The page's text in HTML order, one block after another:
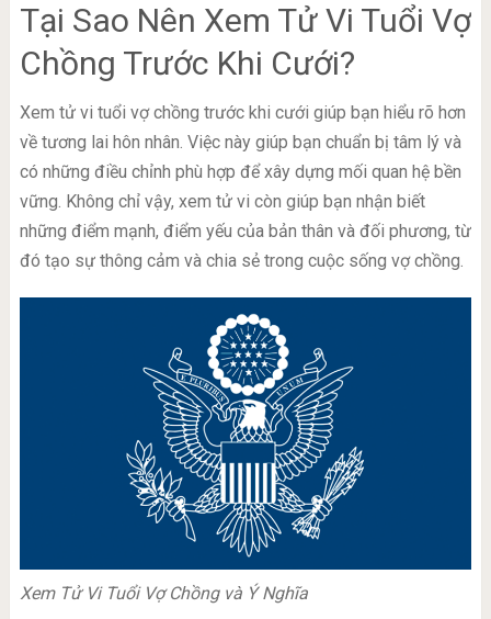
Tại Sao Nên Xem Tử Vi Tuổi Vợ
Chồng Trước Khi Cưới?
Xem tử vi tuổi vợ chồng trước khi cưới giúp bạn hiểu rõ hơn
về tương lai hôn nhân. Việc này giúp bạn chuẩn bị tâm lý và
có những điều chỉnh phù hợp để xây dựng mối quan hệ bền
vững. Không chỉ vậy, xem tử vi còn giúp bạn nhận biết
những điểm mạnh, điểm yếu của bản thân và đối phương, từ
đó tạo sự thông cảm và chia sẻ trong cuộc sống vợ chồng.
Xem Tử Vi Tuổi Vợ Chồng và Ý Nghĩa